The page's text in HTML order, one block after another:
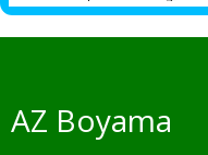
AZ Boyama